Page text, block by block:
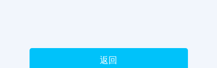
返回